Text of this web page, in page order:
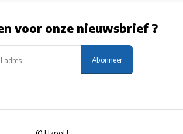
voor onze nieuwsbrief ?
Abonneer